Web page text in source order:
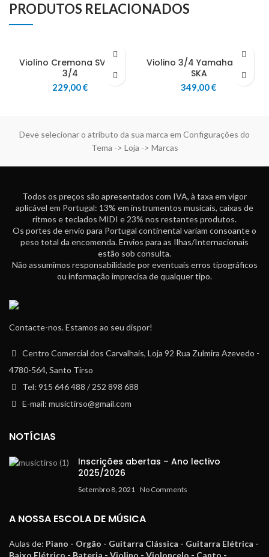
PRODUTOS RELACIONADOS
Violino Cremona SV 130
3/4
229,00€
Violino 3/4 Yamaha V3-
SKA
349,00€
Deve selecionar o atributo da sua marca em Configurações do
Tema -> Loja -> Marcas
Todos os preços são apresentados com IVA, à taxa em vigor
aplicável em Portugal: 13% em instrumentos musicais, caixas de
ritmos e teclados MIDI e 23% nos restantes produtos.
Os portes de envio para Portugal continental variam consoante o
peso total da encomenda. Envios para as Ilhas/Internacionais
estão sob consulta.
Não assumimos responsabilidade por eventuais erros tipográficos
ou informação imprecisa de qualquer tipo.
Contacte-nos. Estamos ao seu dispor!
Centro Comercial dos Carvalhais, Loja 92 Rua Zulmira Azevedo -
4780-564, Santo Tirso
Tel: 915 646 488 / 252 898 688
E-mail: musictirso@gmail.com
NOTÍCIAS
Inscrições abertas – Ano lectivo
2025/2026
Setembro 8, 2021 No Comments
A NOSSA ESCOLA DE MÚSICA
Aulas de: Piano - Orgão - Guitarra Clássica - Guitarra Elétrica -
Baixo Elétrico - Bateria - Violino - Violoncelo - Canto -